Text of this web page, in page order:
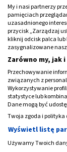
My i nasi partnerzy
pamięciach
uzasadnionego
przycisk „Zarządzaj
kliknij odcisk palca lub
zasygnalizowane
Zarówno my, jak
Przechowywanie
związanych z
Wykorzystywanie
statystyce lub
Dane mogą być
Twoja zgoda i
Wyświetl listę
Używamy Twoich